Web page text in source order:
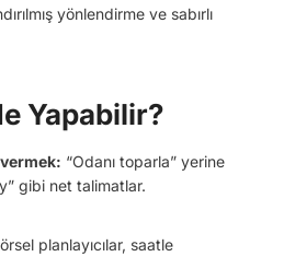
yönlendirme ve sabırlı
Yapabilir?
“Odanı toparla” yerine
gibi net talimatlar.
planlayıcılar, saatle